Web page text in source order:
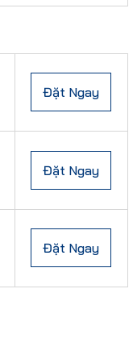
Đặt Ngay
Đặt Ngay
Đặt Ngay